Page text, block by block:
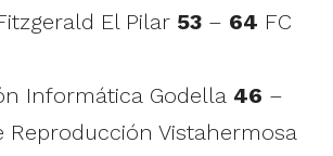
El Pilar 53 – 64 FC
Informática Godella 46 –
Reproducción Vistahermosa